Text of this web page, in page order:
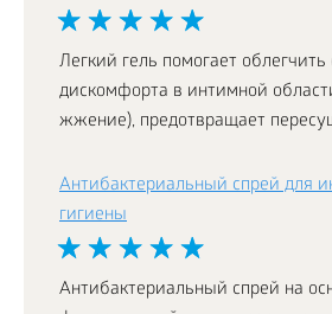
Легкий гель помогает
дискомфорта в интимной
жжение), предотвращает
Антибактериальный спрей для
гигиены
Антибактериальный спрей на